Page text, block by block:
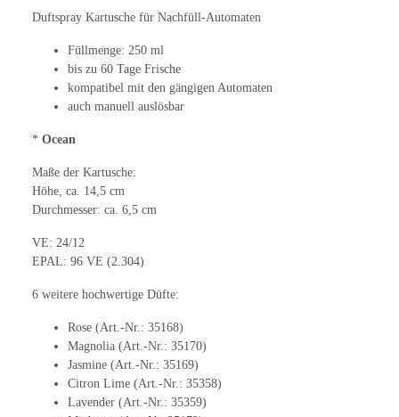
Duftspray Kartusche für Nachfüll-Automaten
Füllmenge: 250 ml
bis zu 60 Tage Frische
kompatibel mit den gängigen Automaten
auch manuell auslösbar
* Ocean
Maße der Kartusche:
Höhe, ca. 14,5 cm
Durchmesser: ca. 6,5 cm
VE: 24/12
EPAL: 96 VE (2.304)
6 weitere hochwertige Düfte:
Rose (Art.-Nr.: 35168)
Magnolia (Art.-Nr.: 35170)
Jasmine (Art.-Nr.: 35169)
Citron Lime (Art.-Nr.: 35358)
Lavender (Art.-Nr.: 35359)